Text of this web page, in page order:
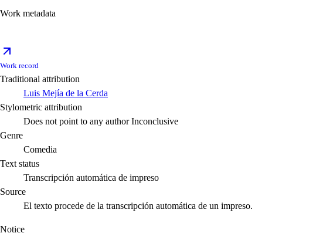
Work metadata
Work record
Traditional attribution
Luis Mejía de la Cerda
Stylometric attribution
Does not point to any author Inconclusive
Genre
Comedia
Text status
Transcripción automática de impreso
Source
El texto procede de la transcripción automática de un impreso.
Notice